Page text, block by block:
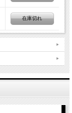
在庫切れ